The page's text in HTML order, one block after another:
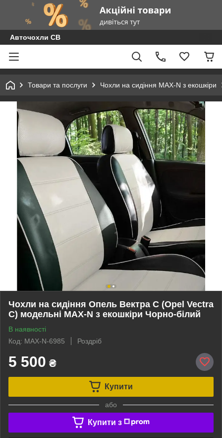
Авточохли СВ
Товари та послуги Чохли на сидіння MAX-N з екошкіри
Чохли на сидіння Опель Вектра С (Opel Vectra
C) модельні MAX-N з екошкіри Чорно-білий
В наявності
Код: MAX-N-6985
Роздріб
5 500 ₴
Купити
або
Купити з